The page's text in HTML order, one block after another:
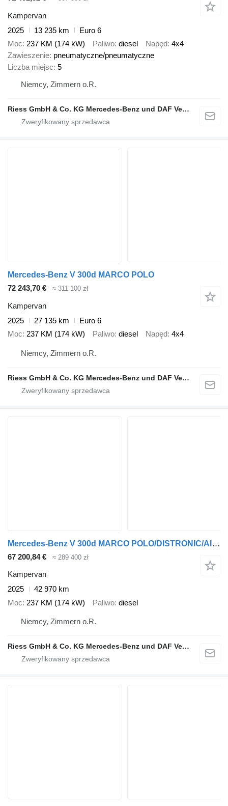
Kampervan
2025
13 235 km
Euro 6
Moc 237 KM (174 kW) Paliwo diesel Napęd 4x4
Zawieszenie pneumatyczne/pneumatyczne
Liczba miejsc 5
Niemcy, Zimmern o.R.
Riess GmbH & Co. KG Mercedes-Benz und DAF Vertragspartner
Mercedes-Benz V 300d MARCO POLO
72 243,70 €
≈ 311 100 zł
Kampervan
2025
27 135 km
Euro 6
Moc 237 KM (174 kW) Paliwo diesel Napęd 4x4
Niemcy, Zimmern o.R.
Riess GmbH & Co. KG Mercedes-Benz und DAF Vertragspartner
Mercedes-Benz V 300d MARCO POLO/DISTRONIC/AIRMATIC/MBUX/360°/A
67 200,84 € ≈ 289 400 zł
Kampervan
2025
42 970 km
Moc 237 KM (174 kW) Paliwo diesel
Niemcy, Zimmern o.R.
Riess GmbH & Co. KG Mercedes-Benz und DAF Vertragspartner